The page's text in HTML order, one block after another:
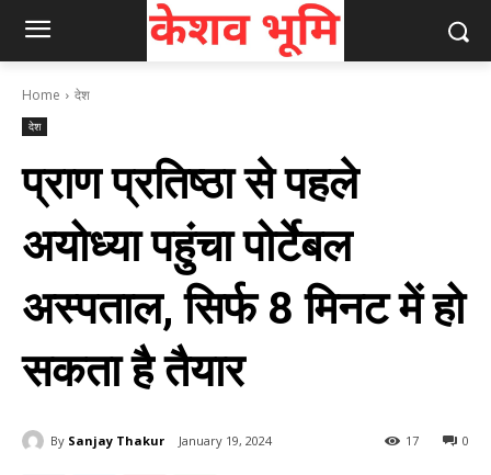
Home देश
देश
प्राण प्रतिष्‍ठा से पहले
अयोध्या पहुंचा पोर्टेबल
अस्पताल, सिर्फ 8 मिनट में हो
सकता है तैयार
By Sanjay Thakur January 19, 2024 0
17